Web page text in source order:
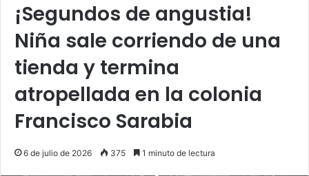
¡Segundos de angustia!
Niña sale corriendo de una
tienda y termina
atropellada en la colonia
Francisco Sarabia
6 de julio de 2026 375 1 minuto de lectura